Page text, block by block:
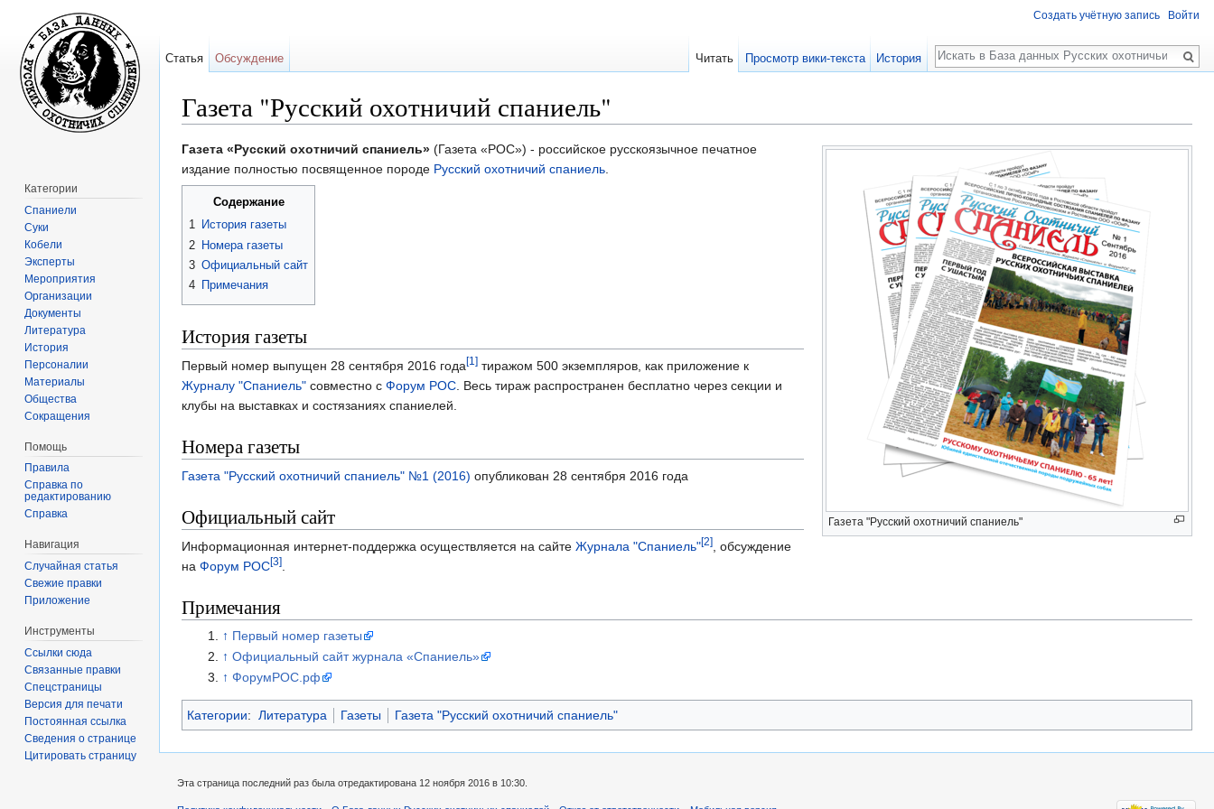
Газета "Русский охотничий спаниель"
Газета "Русский охотничий спаниель"
Газета «Русский охотничий спаниель» (Газета «РОС») - российское русскоязычное печатное
издание полностью посвященное породе Русский охотничий спаниель.
Содержание
1 История газеты
2 Номера газеты
3 Официальный сайт
4 Примечания
История газеты
Первый номер выпущен 28 сентября 2016 года[1] тиражом 500 экземпляров, как приложение к
Журналу "Спаниель" совместно с Форум РОС. Весь тираж распространен бесплатно через секции и
клубы на выставках и состязаниях спаниелей.
Номера газеты
Газета "Русский охотничий спаниель" №1 (2016) опубликован 28 сентября 2016 года
Официальный сайт
Информационная интернет-поддержка осуществляется на сайте Журнала "Спаниель"[2], обсуждение
на Форум РОС[3].
Примечания
↑ Первый номер газеты
↑ Официальный сайт журнала «Спаниель»
↑ ФорумРОС.рф
Категории: Литература Газеты Газета "Русский охотничий спаниель"
Создать учётную запись Войти
Статья Обсуждение Читать Просмотр вики-текста История
Поиск
Категории
Спаниели
Суки
Кобели
Эксперты
Мероприятия
Организации
Документы
Литература
История
Персоналии
Материалы
Общества
Сокращения
Помощь
Правила
Справка по
редактированию
Справка
Навигация
Случайная статья
Свежие правки
Приложение
Инструменты
Ссылки сюда
Связанные правки
Спецстраницы
Версия для печати
Постоянная ссылка
Сведения о странице
Цитировать страницу
Эта страница последний раз была отредактирована 12 ноября 2016 в 10:30.